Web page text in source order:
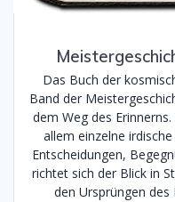
Das Buch der
Band der
dem Weg des
allem einzelne
Entscheidungen,
richtet sich der Blick in
den Ursprüngen